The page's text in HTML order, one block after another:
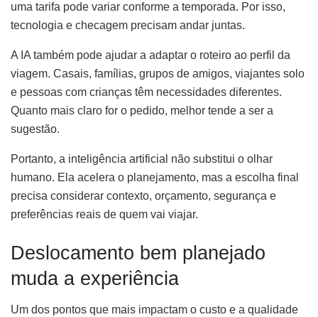
uma tarifa pode variar conforme a temporada. Por isso,
tecnologia e checagem precisam andar juntas.
A IA também pode ajudar a adaptar o roteiro ao perfil da
viagem. Casais, famílias, grupos de amigos, viajantes solo
e pessoas com crianças têm necessidades diferentes.
Quanto mais claro for o pedido, melhor tende a ser a
sugestão.
Portanto, a inteligência artificial não substitui o olhar
humano. Ela acelera o planejamento, mas a escolha final
precisa considerar contexto, orçamento, segurança e
preferências reais de quem vai viajar.
Deslocamento bem planejado
muda a experiência
Um dos pontos que mais impactam o custo e a qualidade